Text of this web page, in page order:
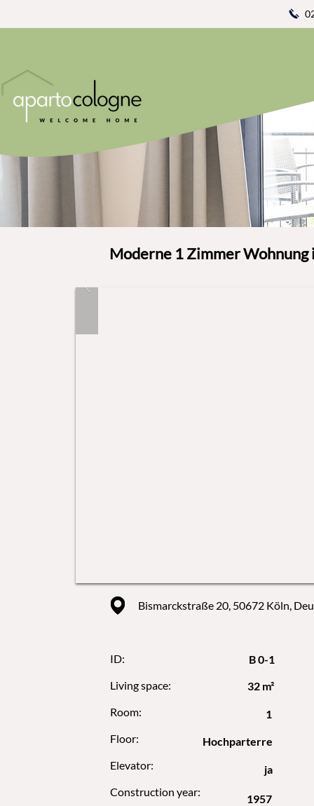
Moderne 1 Zimmer
Bismarckstraße 20, 50672 Köln,
ID:
Living space:
Room:
Floor:
Elevator:
Construction year:
B 0-1
1
Hochparterre
ja
1957
32 m²